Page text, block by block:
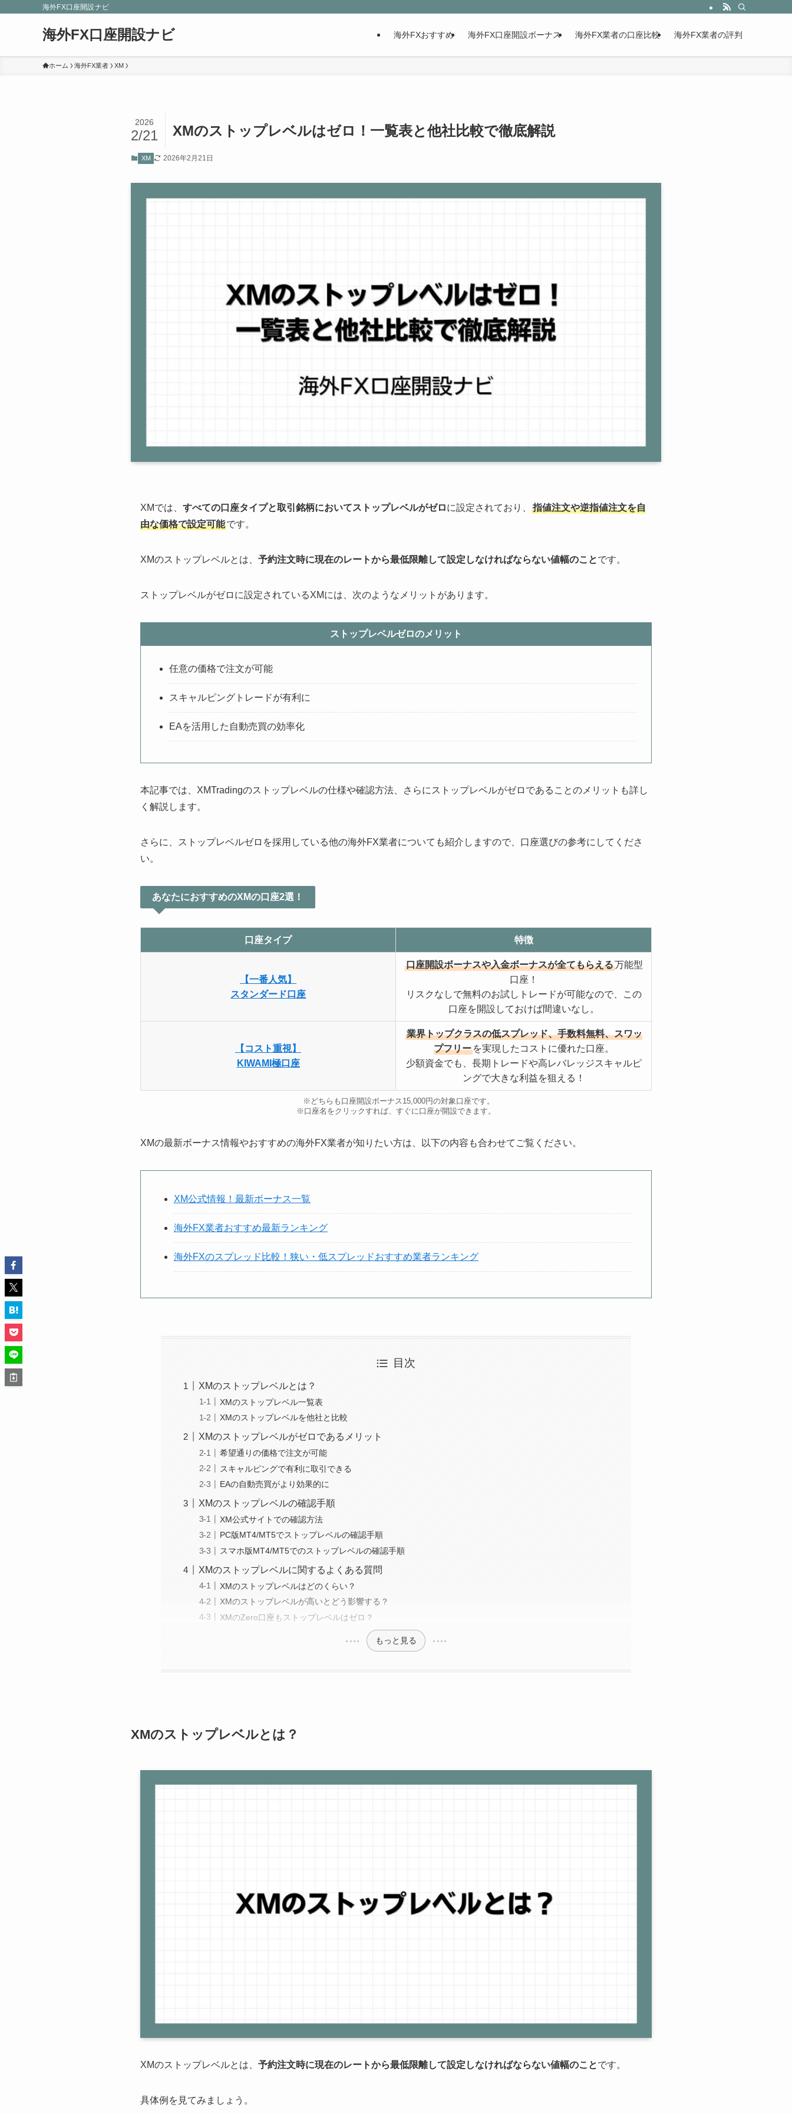
海外FX口座開設ナビ
海外FX口座開設ナビ 海外FXおすすめ 海外FX口座開設ボーナス 海外FX業者の口座比較 海外FX業者の評判
ホーム 海外FX業者 XM
XMのストップレベルはゼロ！一覧表と他社比較で徹底解説
2026
2/21
XM 2026年2月21日
XMでは、 すべての口座タイプと取引銘柄においてストップレベルがゼロに設定されており、
指値注文や逆指値注文を自
由な価格で設定可能です。
XMのストップレベルとは、 予約注文時に現在のレートから最低限離して設定しなければならない値幅のことです。
ストップレベルがゼロに設定されているXMには、次のようなメリットがあります。
ストップレベルゼロのメリット
任意の価格で注文が可能
スキャルピングトレードが有利に
EAを活用した自動売買の効率化
本記事では、XMTradingのストップレベルの仕様や確認方法、さらにストップレベルがゼロであることのメリットも詳し
く解説します。
さらに、ストップレベルゼロを採用している他の海外FX業者についても紹介しますので、口座選びの参考にしてくださ
い。
あなたにおすすめのXMの口座2選！
口座タイプ 特徴
【一番人気】
スタンダード口座
口座開設ボーナスや入金ボーナスが全てもらえる万能型
口座！
リスクなしで無料のお試しトレードが可能なので、この
口座を開設しておけば間違いなし。
【コスト重視】
KIWAMI極口座
業界トップクラスの低スプレッド、手数料無料、スワッ
プフリーを実現したコストに優れた口座。
少額資金でも、長期トレードや高レバレッジスキャルピ
ングで大きな利益を狙える！
※どちらも口座開設ボーナス15,000円の対象口座です。
※口座名をクリックすれば、すぐに口座が開設できます。
XMの最新ボーナス情報やおすすめの海外FX業者が知りたい方は、以下の内容も合わせてご覧ください。
XM公式情報！最新ボーナス一覧
海外FX業者おすすめ最新ランキング
海外FXのスプレッド比較！狭い・低スプレッドおすすめ業者ランキング
目次
XMのストップレベルとは？
XMのストップレベル一覧表
XMのストップレベルを他社と比較
XMのストップレベルがゼロであるメリット
希望通りの価格で注文が可能
スキャルピングで有利に取引できる
EAの自動売買がより効果的に
XMのストップレベルの確認手順
XM公式サイトでの確認方法
PC版MT4/MT5でストップレベルの確認手順
スマホ版MT4/MT5でのストップレベルの確認手順
XMのストップレベルに関するよくある質問
XMのストップレベルはどのくらい？
XMのストップレベルが高いとどう影響する？
XMのZero口座もストップレベルはゼロ？
もっと見る
XMのストップレベルとは？
XMのストップレベルとは、 予約注文時に現在のレートから最低限離して設定しなければならない値幅のことです。
具体例を見てみましょう。